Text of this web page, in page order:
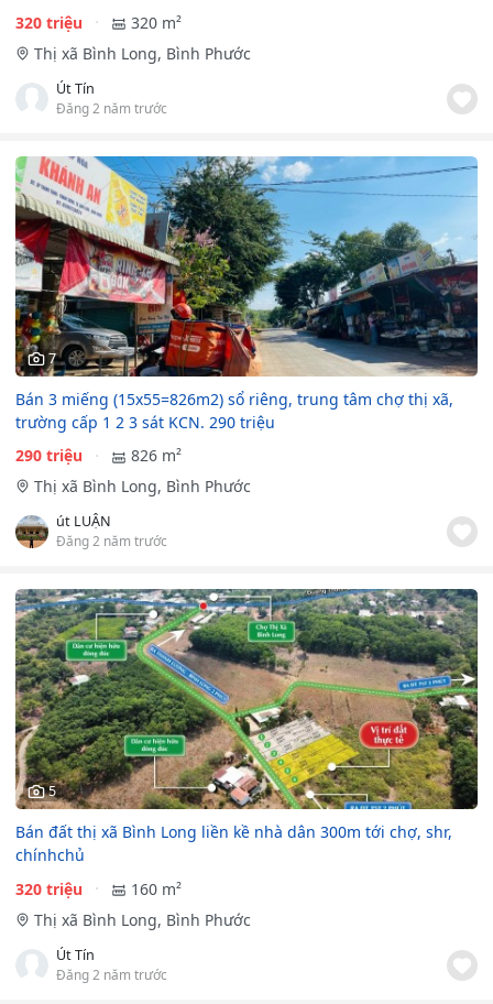
320 triệu
320 m²
Thị xã Bình Long, Bình Phước
Út Tín
Đăng 2 năm trước
7
Bán 3 miếng (15x55=826m2) sổ riêng, trung tâm chợ thị xã,
trường cấp 1 2 3 sát KCN. 290 triệu
290 triệu
826 m²
Thị xã Bình Long, Bình Phước
út LUẬN
Đăng 2 năm trước
5
Bán đất thị xã Bình Long liền kề nhà dân 300m tới chợ, shr,
chínhchủ
320 triệu
160 m²
Thị xã Bình Long, Bình Phước
Út Tín
Đăng 2 năm trước